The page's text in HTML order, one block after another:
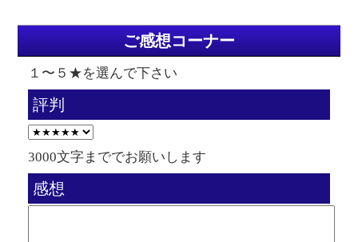
ご感想コーナー
１〜５★を選んで下さい
評判
3000文字まででお願いします
感想